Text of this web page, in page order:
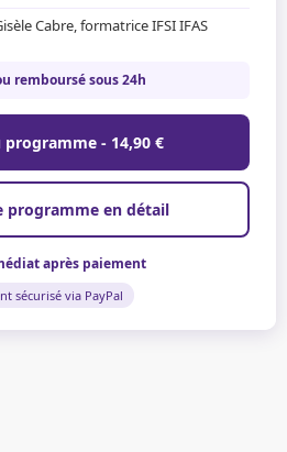
Cabre, formatrice IFSI IFAS
remboursé sous 24h
programme - 14,90 €
programme en détail
après paiement
sécurisé via PayPal